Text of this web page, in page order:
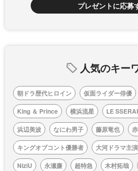
プレゼントに応募
人気のキー
朝ドラ歴代ヒロイン 仮面ライダー俳優
King ＆ Prince
横浜流星 LE
浜辺美波
なにわ男子 藤原竜也
キングオブコント優勝者
大河ドラマ主演
NiziU
永瀬廉 超特急 木村拓哉